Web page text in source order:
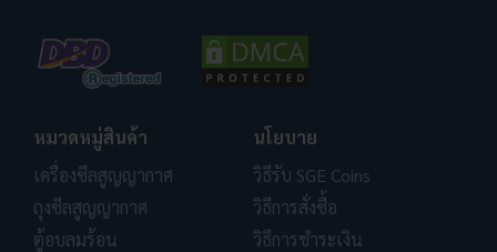
หมวดหมู่สินค้า
เครื่องซีลสูญญากาศ
ถุงซีลสูญญากาศ
ตู้อบลมร้อน
นโยบาย
วิธีรับ SGE Coins
วิธีการสั่งซื้อ
วิธีการชำระเงิน